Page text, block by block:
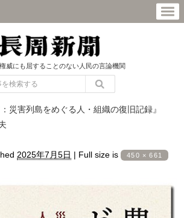
威にも屈することのない人民の言論機関
：災害列島をめぐる人・組織の復旧記録』
2025年7月5日 | Full size is 450 × 661